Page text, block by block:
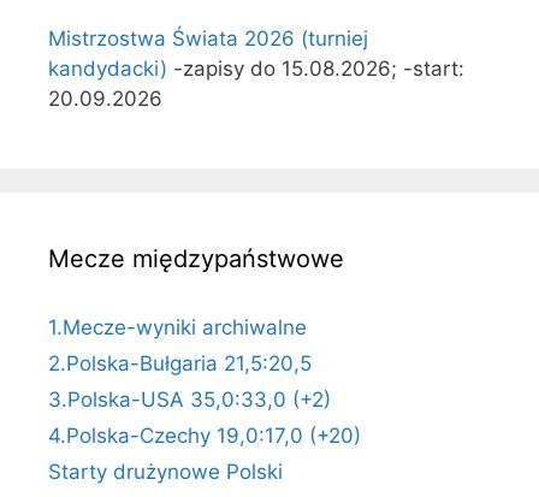
Mistrzostwa Świata 2026 (turniej
kandydacki) -zapisy do 15.08.2026; -start:
20.09.2026
Mecze międzypaństwowe
1.Mecze-wyniki archiwalne
2.Polska-Bułgaria 21,5:20,5
3.Polska-USA 35,0:33,0 (+2)
4.Polska-Czechy 19,0:17,0 (+20)
Starty drużynowe Polski